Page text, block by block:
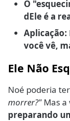
O
dEle é a
Aplicação:
você vê,
Ele Não
Noé poderia
morrer?" Mas
preparando